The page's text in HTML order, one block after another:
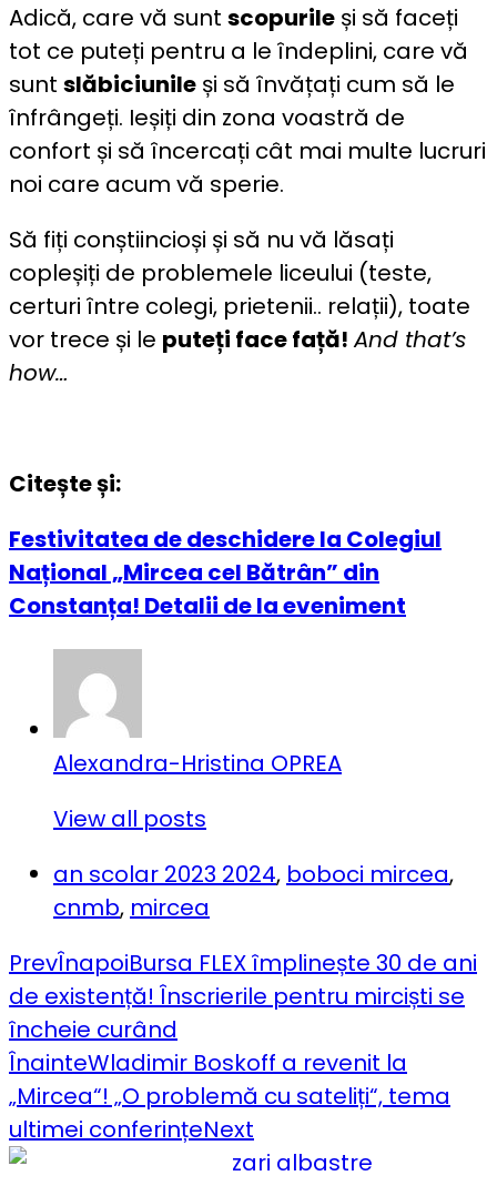
Adică, care vă sunt scopurile și să faceți
tot ce puteți pentru a le îndeplini, care vă
sunt slăbiciunile și să învățați cum să le
înfrângeți. Ieșiți din zona voastră de
confort și să încercați cât mai multe lucruri
noi care acum vă sperie.
Să fiți conștiincioși și să nu vă lăsați
copleșiți de problemele liceului (teste,
certuri între colegi, prietenii.. relații), toate
vor trece și le puteți face față! And that’s
how…
Citește și:
Festivitatea de deschidere la Colegiul
Național „Mircea cel Bătrân” din
Constanța! Detalii de la eveniment
Alexandra-Hristina OPREA
View all posts
an scolar 2023 2024, boboci mircea,
cnmb, mircea
PrevÎnapoiBursa FLEX împlinește 30 de ani
de existență! Înscrierile pentru mirciști se
încheie curând
ÎnainteWladimir Boskoff a revenit la
„Mircea“! „O problemă cu sateliți“, tema
ultimei conferințeNext